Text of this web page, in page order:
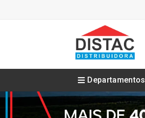
Departamentos